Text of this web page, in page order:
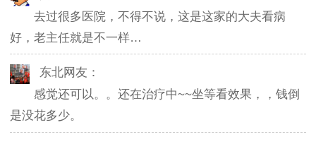
去过很多医院，不得不说，这是这家的大夫看病
好，老主任就是不一样…
东北网友：
感觉还可以。。还在治疗中~~坐等看效果，，钱倒
是没花多少。